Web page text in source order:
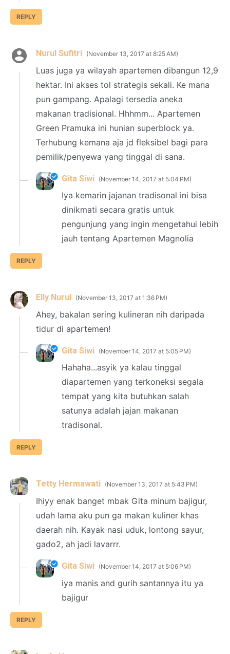
REPLY
Nurul Sufitri November 13, 2017 at 8:25 AM
Luas juga ya wilayah apartemen dibangun 12,9
hektar. Ini akses tol strategis sekali. Ke mana
pun gampang. Apalagi tersedia aneka
makanan tradisional. Hhhmm... Apartemen
Green Pramuka ini hunian superblock ya.
Terhubung kemana aja jd fleksibel bagi para
pemilik/penyewa yang tinggal di sana.
REPLY
Gita Siwi November 14, 2017 at 5:04 PM
Iya kemarin jajanan tradisonal ini bisa
dinikmati secara gratis untuk
pengunjung yang ingin mengetahui lebih
jauh tentang Apartemen Magnolia
Elly Nurul November 13, 2017 at 1:36 PM
Ahey, bakalan sering kulineran nih daripada
tidur di apartemen!
REPLY
Gita Siwi November 14, 2017 at 5:05 PM
Hahaha...asyik ya kalau tinggal
diapartemen yang terkoneksi segala
tempat yang kita butuhkan salah
satunya adalah jajan makanan
tradisonal.
Tetty Hermawati November 13, 2017 at 5:43 PM
Ihiyy enak banget mbak Gita minum bajigur,
udah lama aku pun ga makan kuliner khas
daerah nih. Kayak nasi uduk, lontong sayur,
gado2, ah jadi lavarrr.
REPLY
Gita Siwi November 14, 2017 at 5:06 PM
iya manis and gurih santannya itu ya
bajigur